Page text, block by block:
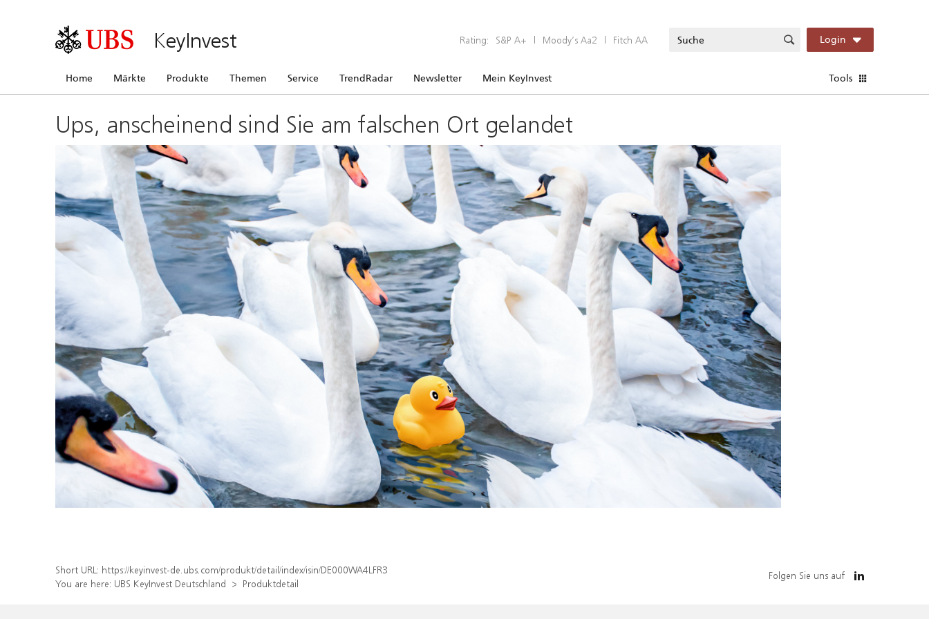
KeyInvest Rating: S&P A+ | Moody’s Aa2 | Fitch AA Login
Home Märkte Produkte Themen Service TrendRadar Newsletter Mein KeyInvest Tools
Ups, anscheinend sind Sie am falschen Ort gelandet
Short URL: https://keyinvest-de.ubs.com/produkt/detail/index/isin/DE000WA4LFR3
You are here: UBS KeyInvest Deutschland Produktdetail
Folgen Sie uns auf